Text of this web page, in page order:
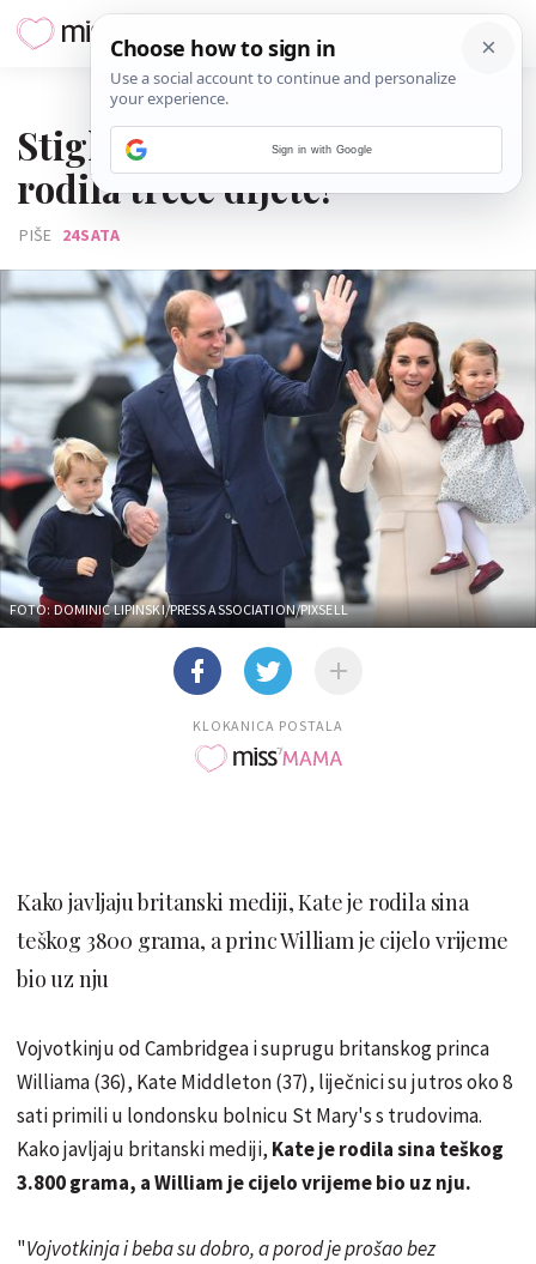
Stigla kraljevska beba: Kate
rodila treće dijete!
PIŠE 24SATA
FOTO: DOMINIC LIPINSKI/PRESS ASSOCIATION/PIXSELL
KLOKANICA POSTALA
Kako javljaju britanski mediji, Kate je rodila sina
teškog 3800 grama, a princ William je cijelo vrijeme
bio uz nju
Vojvotkinju od Cambridgea i suprugu britanskog princa
Williama (36), Kate Middleton (37), liječnici su jutros oko 8
sati primili u londonsku bolnicu St Mary's s trudovima.
Kako javljaju britanski mediji, Kate je rodila sina teškog
3.800 grama, a William je cijelo vrijeme bio uz nju.
"Vojvotkinja i beba su dobro, a porod je prošao bez
Sign in with Google